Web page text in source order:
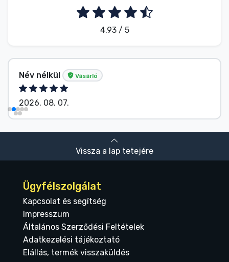
4.93 / 5
Név nélkül Vásárló
2026. 08. 07.
Vissza a lap tetejére
Ügyfélszolgálat
Kapcsolat és segítség
Impresszum
Általános Szerződési Feltételek
Adatkezelési tájékoztató
Elállás, termék visszaküldés